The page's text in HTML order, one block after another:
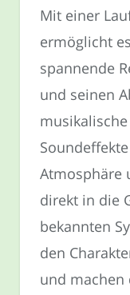
Mit einer
ermöglicht
spannende
und seinen
Atmosphäre
direkt in die
bekannten
den
und machen